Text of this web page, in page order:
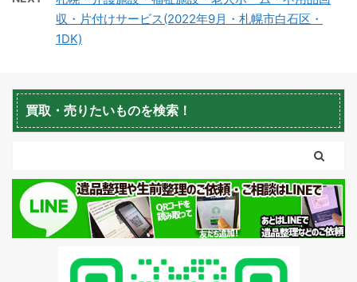
収・片付けサービス(2022年9月・札幌市白石区・
1DK)
買取・売りたいものを検索！